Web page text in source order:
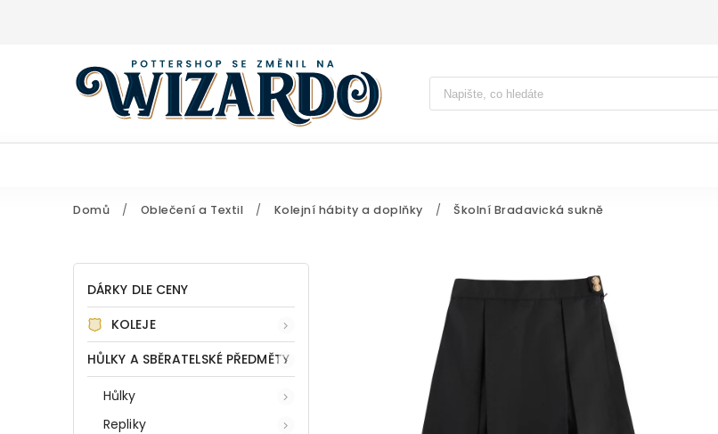
Vyhledávání
Domů / Oblečení a Textil / Kolejní hábity a doplňky / Školní Bradavická sukně
DÁRKY DLE CENY
KOLEJE
HŮLKY A SBĚRATELSKÉ PŘEDMĚTY
Hůlky
Repliky